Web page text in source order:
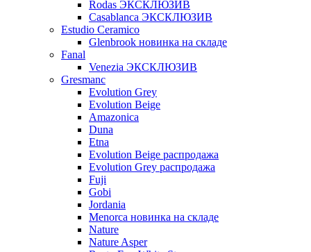
Rodas ЭКСКЛЮЗИВ
Сasablanca ЭКСКЛЮЗИВ
Estudio Ceramico
Glenbrook новинка на складе
Fanal
Venezia ЭКСКЛЮЗИВ
Gresmanc
Evolution Grey
Evolution Beige
Amazonica
Duna
Etna
Evolution Beige распродажа
Evolution Grey распродажа
Fuji
Gobi
Jordania
Menorca новинка на складе
Nature
Nature Asper